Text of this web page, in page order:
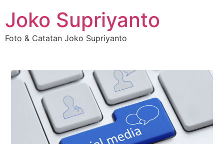
Joko Supriyanto
Foto & Catatan Joko Supriyanto